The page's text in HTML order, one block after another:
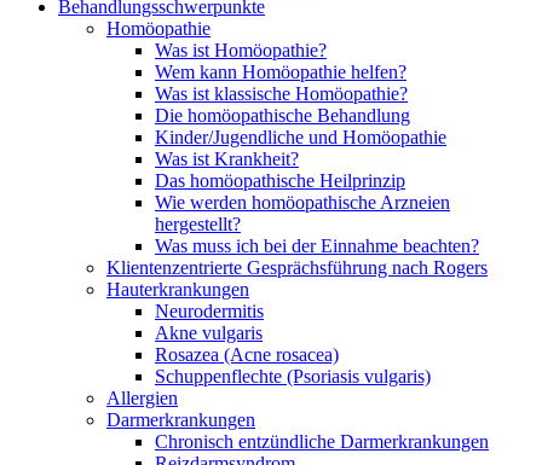
Behandlungsschwerpunkte
Homöopathie
Was ist Homöopathie?
Wem kann Homöopathie helfen?
Was ist klassische Homöopathie?
Die homöopathische Behandlung
Kinder/Jugendliche und Homöopathie
Was ist Krankheit?
Das homöopathische Heilprinzip
Wie werden homöopathische Arzneien
hergestellt?
Was muss ich bei der Einnahme beachten?
Klientenzentrierte Gesprächsführung nach Rogers
Hauterkrankungen
Neurodermitis
Akne vulgaris
Rosazea (Acne rosacea)
Schuppenflechte (Psoriasis vulgaris)
Allergien
Darmerkrankungen
Chronisch entzündliche Darmerkrankungen